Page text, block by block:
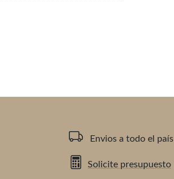
Envios a todo el país
Solicite presupuesto